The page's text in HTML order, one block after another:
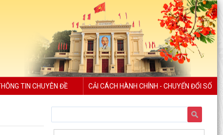
TIN CHUYÊN ĐỀ CẢI CÁCH HÀNH CHÍNH - CHUYỂN ĐỔI SỐ